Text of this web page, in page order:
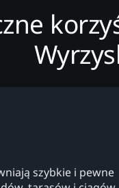
szybkie i pewne